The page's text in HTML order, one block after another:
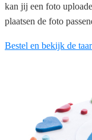
kan jij een foto
plaatsen de foto
Bestel en bekijk de